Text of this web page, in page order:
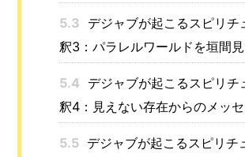
5.3 デジャブが起こるスピリチ
釈3：パラレルワールドを垣間
5.4 デジャブが起こるスピリチ
釈4：見えない存在からのメッ
5.5 デジャブが起こるスピリチ